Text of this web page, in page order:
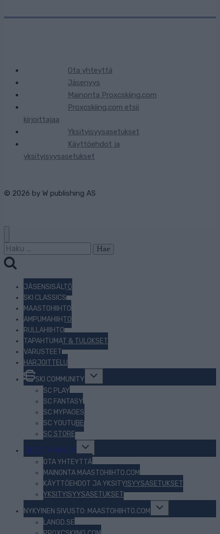
Ota yhteyttä
Jäsenyys
Mainonta Proxcskiing.com
Proxcskiing.com etsii
kirjoittajaa
Yksityisyysasetukset
Käyttöehdot ja
yksityisyysasetukset
© 2026 by W publishing AS
Haku:
JÄSENSISÄLTÖ
SKI CLASSICS
MAASTOHIIHTO
AMPUMAHIIHTO
RULLAHIIHTO
TAPAHTUMAT & TULOKSET
VARUSTEET
HARJOITTELU
SKI COMMUNITY
Toggle
child
menu
SC PLAY
SC FANTASY
SC MYPAGES
SC YOUTUBE
SC STORE
TIETOJA MEISTÄ
Toggle
child
menu
OTA YHTEYTTÄ
MAINONTA MAASTOHIIHTO.COM
KÄYTTÖEHDOT JA YKSITYISYYSASETUKSET
YKSITYISYYSASETUKSET
NYKYINEN SIVUSTO: MAASTOHIIHTO.COM
Toggle
child
menu
LANGD.SE